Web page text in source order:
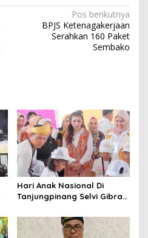
Pos berikutnya
BPJS Ketenagakerjaan
Serahkan 160 Paket
Sembako
Hari Anak Nasional Di
Tanjungpinang Selvi Gibran
Nasional RANA